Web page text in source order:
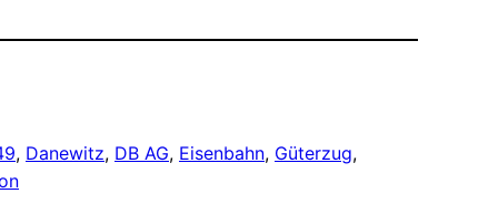
, Danewitz, DB AG, Eisenbahn, Güterzug